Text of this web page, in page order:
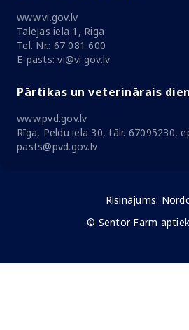
www.vi.gov.lv
Talejas iela 1, Riga
Tel. Nr.: 67 081 600
E-pasts: vi@vi.gov.lv
Pārtikas un veterinārais
www.pvd.gov.lv
Rīga, Peldu iela 30, tālr. 67095230,
pasts@pvd.gov.lv
Risinājums:
© Sentor Farm